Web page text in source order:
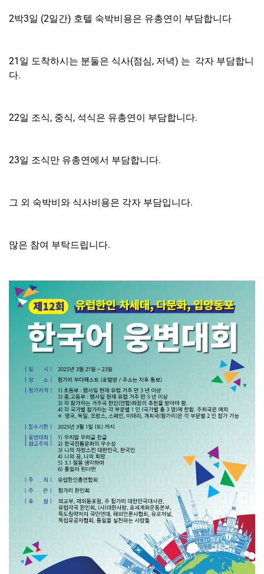
2박3일 (2일간) 호텔 숙박비용은 유총연이 부담합니다
21일 도착하시는 분둘은 식사(점심, 저녁) 는 각자 부담합니
다.
22일 조식, 중식, 석식은 유총연이 부담합니다.
23일 조식만 유총연에서 부담합니다.
그 외 숙박비와 식사비용은 각자 부담입니다.
많은 참여 부탁드립니다.